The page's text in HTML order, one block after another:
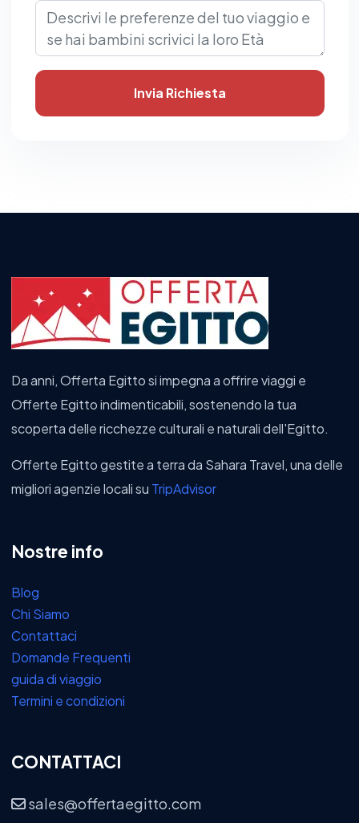
Invia Richiesta
Da anni, Offerta Egitto si impegna a offrire viaggi e
Offerte Egitto indimenticabili, sostenendo la tua
scoperta delle ricchezze culturali e naturali dell'Egitto.
Offerte Egitto gestite a terra da Sahara Travel, una delle
migliori agenzie locali su TripAdvisor
Nostre info
Blog
Chi Siamo
Contattaci
Domande Frequenti
guida di viaggio
Termini e condizioni
CONTATTACI
sales@offertaegitto.com